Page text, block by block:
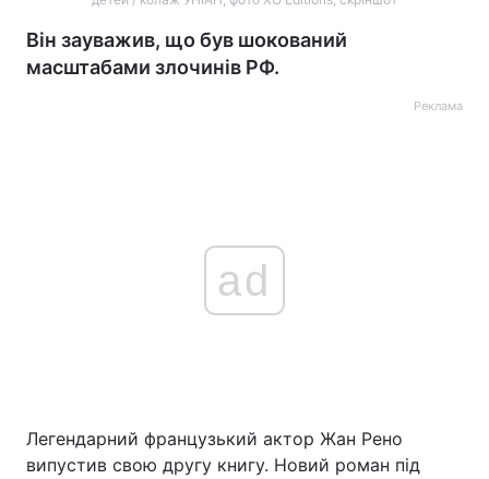
Він зауважив, що був шокований
масштабами злочинів РФ.
Реклама
ad
Легендарний французький актор Жан Рено
випустив свою другу книгу. Новий роман під